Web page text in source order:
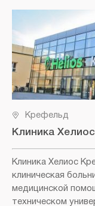
Крефельд
Клиника
Клиника Хелиос
клиническая
медицинской
техническом